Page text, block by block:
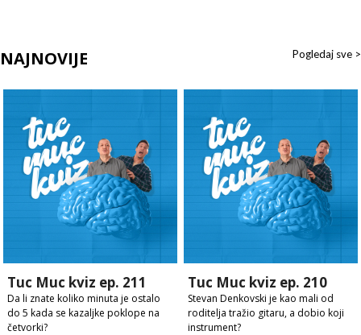
NAJNOVIJE Pogledaj sve >
Tuc Muc kviz ep. 211
Da li znate koliko minuta je ostalo
do 5 kada se kazaljke poklope na
četvorki?
Tuc Muc kviz ep. 210
Stevan Denkovski je kao mali od
roditelja tražio gitaru, a dobio koji
instrument?